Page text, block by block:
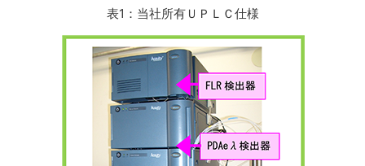
表1：当社所有ＵＰＬＣ仕様